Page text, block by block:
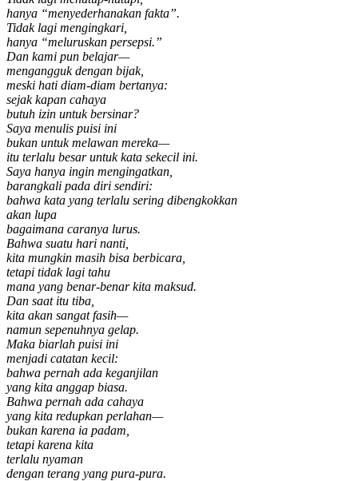
hanya “menyederhanakan fakta”.
Tidak lagi mengingkari,
hanya “meluruskan persepsi.”
Dan kami pun belajar—
mengangguk dengan bijak,
meski hati diam-diam bertanya:
sejak kapan cahaya
butuh izin untuk bersinar?
Saya menulis puisi ini
bukan untuk melawan mereka—
itu terlalu besar untuk kata sekecil ini.
Saya hanya ingin mengingatkan,
barangkali pada diri sendiri:
bahwa kata yang terlalu sering dibengkokkan
akan lupa
bagaimana caranya lurus.
Bahwa suatu hari nanti,
kita mungkin masih bisa berbicara,
tetapi tidak lagi tahu
mana yang benar-benar kita maksud.
Dan saat itu tiba,
kita akan sangat fasih—
namun sepenuhnya gelap.
Maka biarlah puisi ini
menjadi catatan kecil:
bahwa pernah ada keganjilan
yang kita anggap biasa.
Bahwa pernah ada cahaya
yang kita redupkan perlahan—
bukan karena ia padam,
tetapi karena kita
terlalu nyaman
dengan terang yang pura-pura.